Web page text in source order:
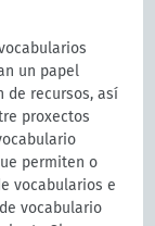
un papel
de recursos, así
proxectos
permiten o
vocabularios e
vocabulario